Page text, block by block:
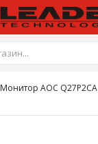
Монитор AOC Q27P2CA